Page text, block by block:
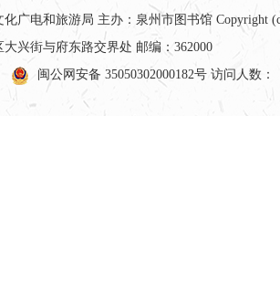
广电和旅游局 主办：泉州市图书馆 Copyright
兴街与府东路交界处 邮编：362000
闽公网安备 35050302000182号 访问人数：